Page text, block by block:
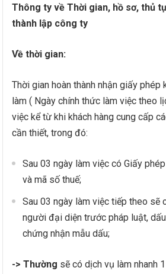
Thông ty về Thời gian, hồ sơ, thủ
thành lập công ty
Về thời gian:
Thời gian hoàn thành nhận giấy phép
làm ( Ngày chính thức làm việc theo
việc kể từ khi khách hàng cung cấp
cần thiết, trong đó:
Sau 03 ngày làm việc có Giấy
và mã số thuế;
Sau 03 ngày làm việc tiếp theo sẽ
người đại diện trước pháp luật,
chứng nhận mẫu dấu;
-> Thường sẽ có dịch vụ làm nhanh